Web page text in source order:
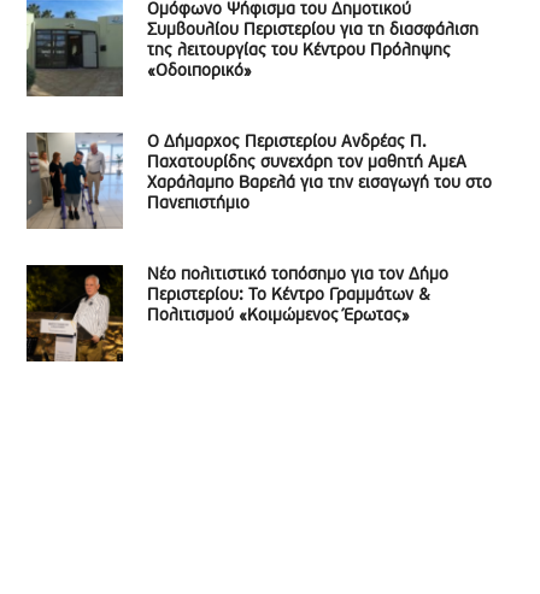
Ομόφωνο Ψήφισμα του Δημοτικού
Συμβουλίου Περιστερίου για τη διασφάλιση
της λειτουργίας του Κέντρου Πρόληψης
«Οδοιπορικό»
Ο Δήμαρχος Περιστερίου Ανδρέας Π.
Παχατουρίδης συνεχάρη τον μαθητή ΑμεΑ
Χαράλαμπο Βαρελά για την εισαγωγή του στο
Πανεπιστήμιο
Νέο πολιτιστικό τοπόσημο για τον Δήμο
Περιστερίου: Το Κέντρο Γραμμάτων &
Πολιτισμού «Κοιμώμενος Έρωτας»